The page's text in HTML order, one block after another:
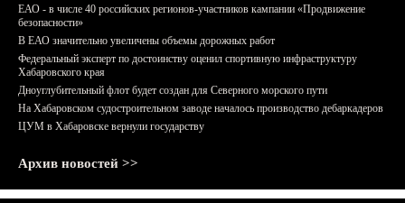
ЕАО - в числе 40 российских регионов-участников кампании «Продвижение
безопасности»
В ЕАО значительно увеличены объемы дорожных работ
Федеральный эксперт по достоинству оценил спортивную инфраструктуру
Хабаровского края
Дноуглубительный флот будет создан для Северного морского пути
На Хабаровском судостроительном заводе началось производство дебаркадеров
ЦУМ в Хабаровске вернули государству
Архив новостей >>